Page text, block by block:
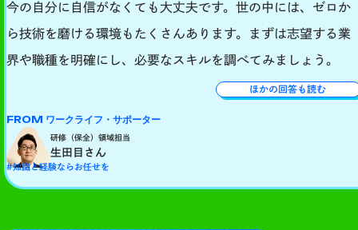
今の自分に自信がなくても大丈夫です。世の中には、ゼロか
ら技術を磨ける環境もたくさんあります。まずは志望する業
界や職種を明確にし、必要なスキルを調べてみましょう。
ほかの回答も読む
FROM ワークライフ・サポーター
生田目さん
研修（保全）領域担当
#知識と経験ならお任せを